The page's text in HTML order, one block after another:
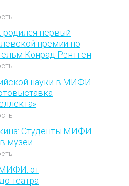
родился первый
премии по
Конрад Рентген
науки в МИФИ
Студенты МИФИ
музеи
МИФИ: от
театра